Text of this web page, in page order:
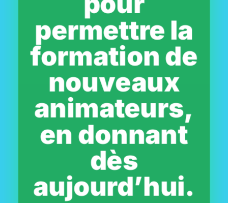
permettre la
formation de
nouveaux
animateurs,
en donnant
dès
aujourd’hui.